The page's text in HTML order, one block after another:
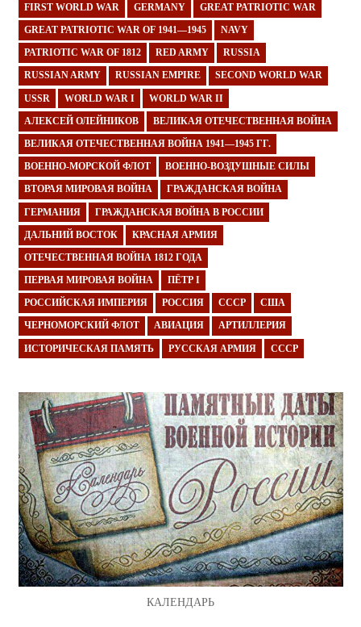
FIRST WORLD WAR GERMANY GREAT PATRIOTIC WAR
GREAT PATRIOTIC WAR OF 1941—1945 NAVY
PATRIOTIC WAR OF 1812 RED ARMY RUSSIA
RUSSIAN ARMY RUSSIAN EMPIRE SECOND WORLD WAR
USSR WORLD WAR I WORLD WAR II
АЛЕКСЕЙ ОЛЕЙНИКОВ ВЕЛИКАЯ ОТЕЧЕСТВЕННАЯ ВОЙНА
ВЕЛИКАЯ ОТЕЧЕСТВЕННАЯ ВОЙНА 1941—1945 ГГ.
ВОЕННО-МОРСКОЙ ФЛОТ ВОЕННО-ВОЗДУШНЫЕ СИЛЫ
ВТОРАЯ МИРОВАЯ ВОЙНА ГРАЖДАНСКАЯ ВОЙНА
ГЕРМАНИЯ ГРАЖДАНСКАЯ ВОЙНА В РОССИИ
ДАЛЬНИЙ ВОСТОК КРАСНАЯ АРМИЯ
ОТЕЧЕСТВЕННАЯ ВОЙНА 1812 ГОДА
ПЕРВАЯ МИРОВАЯ ВОЙНА ПЁТР I
РОССИЙСКАЯ ИМПЕРИЯ РОССИЯ СССР США
ЧЕРНОМОРСКИЙ ФЛОТ АВИАЦИЯ АРТИЛЛЕРИЯ
ИСТОРИЧЕСКАЯ ПАМЯТЬ РУССКАЯ АРМИЯ СССР
КАЛЕНДАРЬ